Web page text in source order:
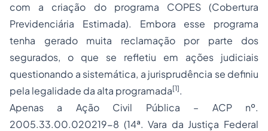
com a criação do programa COPES (Cobertura
Previdenciária Estimada). Embora esse programa
tenha gerado muita reclamação por parte dos
segurados, o que se refletiu em ações judiciais
questionando a sistemática, a jurisprudência se definiu
pela legalidade da alta programada[1].
Apenas a Ação Civil Pública – ACP nº.
2005.33.00.020219-8 (14ª. Vara da Justiça Federal